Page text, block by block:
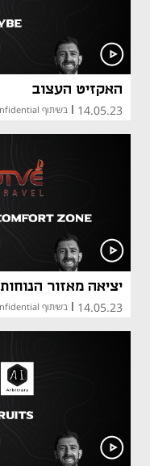
האקזיט העצוב
14.05.23 בשיתוף Startup Confidential
יציאה מאזור הנוחות
14.05.23 בשיתוף Startup Confidential